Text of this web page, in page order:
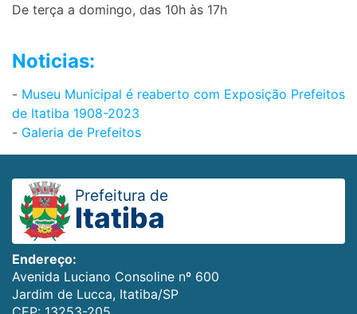
De terça a domingo, das 10h às 17h
Noticias:
- Museu Municipal é reaberto com Exposição Prefeitos
de Itatiba 1908-2023
- Galeria de Prefeitos
Prefeitura de
Itatiba
Endereço:
Avenida Luciano Consoline nº 600
Jardim de Lucca, Itatiba/SP